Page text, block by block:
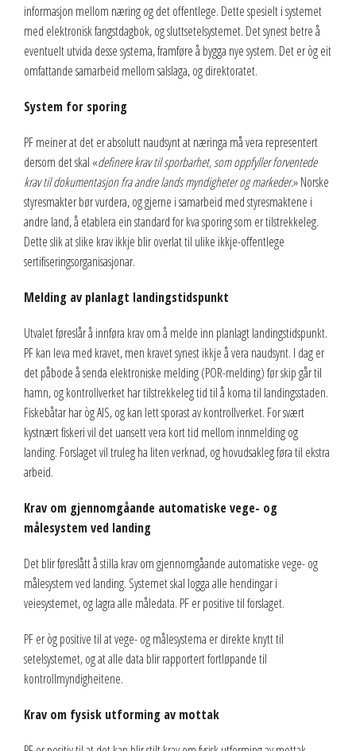
informasjon mellom næring og det offentlege. Dette spesielt i systemet
med elektronisk fangstdagbok, og sluttsetelsystemet. Det synest betre å
eventuelt utvida desse systema, framføre å bygga nye system. Det er òg eit
omfattande samarbeid mellom salslaga, og direktoratet.
System for sporing
PF meiner at det er absolutt naudsynt at næringa må vera representert
dersom det skal «definere krav til sporbarhet, som oppfyller forventede
krav til dokumentasjon fra andre lands myndigheter og markeder.» Norske
styresmakter bør vurdera, og gjerne i samarbeid med styresmaktene i
andre land, å etablera ein standard for kva sporing som er tilstrekkeleg.
Dette slik at slike krav ikkje blir overlat til ulike ikkje-offentlege
sertifiseringsorganisasjonar.
Melding av planlagt landingstidspunkt
Utvalet føreslår å innføra krav om å melde inn planlagt landingstidspunkt.
PF kan leva med kravet, men kravet synest ikkje å vera naudsynt. I dag er
det påbode å senda elektroniske melding (POR-melding) før skip går til
hamn, og kontrollverket har tilstrekkeleg tid til å koma til landingsstaden.
Fiskebåtar har òg AIS, og kan lett sporast av kontrollverket. For svært
kystnært fiskeri vil det uansett vera kort tid mellom innmelding og
landing. Forslaget vil truleg ha liten verknad, og hovudsakleg føra til ekstra
arbeid.
Krav om gjennomgåande automatiske vege- og
målesystem ved landing
Det blir føreslått å stilla krav om gjennomgåande automatiske vege- og
målesystem ved landing. Systemet skal logga alle hendingar i
veiesystemet, og lagra alle måledata. PF er positive til forslaget.
PF er òg positive til at vege- og målesystema er direkte knytt til
setelsystemet, og at alle data blir rapportert fortløpande til
kontrollmyndigheitene.
Krav om fysisk utforming av mottak